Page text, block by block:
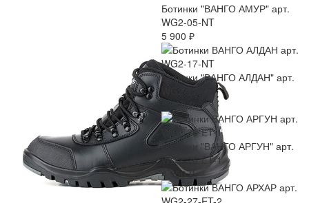
Ботинки "ВАНГО АМУР" арт.
WG2-05-NT
5 900 ₽
Ботинки "ВАНГО АЛДАН" арт.
WG2-17-NT
5 900 ₽
Ботинки "ВАНГО АРГУН" арт.
WG2-26-ET-1
4 950 ₽